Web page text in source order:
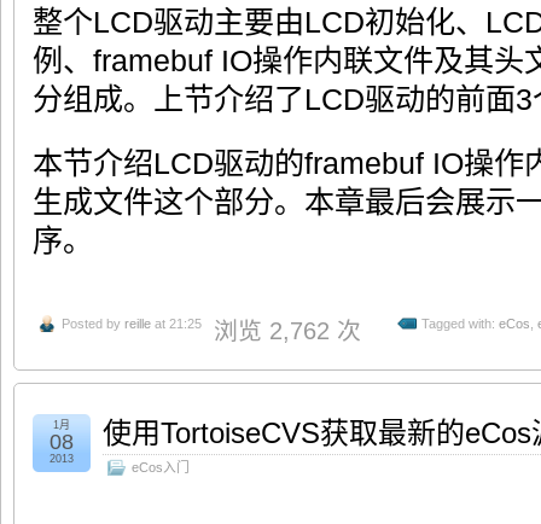
整个LCD驱动主要由LCD初始化、
例、framebuf IO操作内联文件及其头
分组成。上节介绍了LCD驱动的前面
本节介绍LCD驱动的framebuf IO操作
生成文件这个部分。本章最后会展示
序。
Posted by reille at 21:25 浏览 2,762 次 Tagged with: eCos
使用TortoiseCVS获取最新的eCos
eCos入门
1月
08
2013